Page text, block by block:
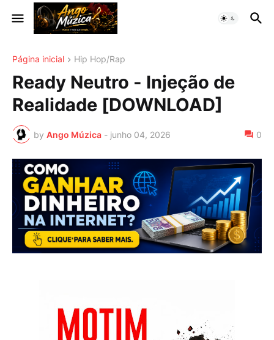
Página inicial Hip Hop/Rap
Ready Neutro - Injeção de
Realidade [DOWNLOAD]
by Ango Múzica - junho 04, 2026 0